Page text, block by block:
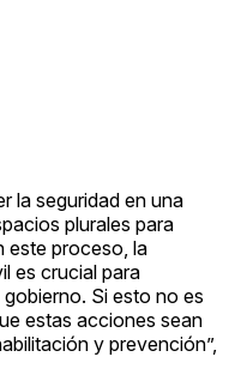
la seguridad en una
plurales para
este proceso, la
es crucial para
Si esto no es
estas acciones sean
y prevención”,